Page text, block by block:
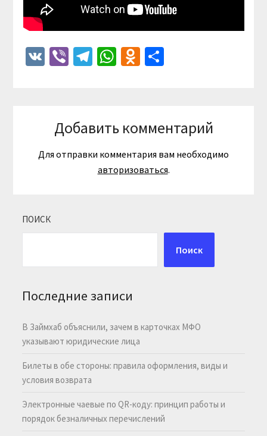
VKViberTelegram
WhatsApp
Odnoklassniki
Отправить
Добавить комментарий
Для отправки комментария вам необходимо
авторизоваться.
ПОИСК
Поиск
Последние записи
В Займхаб объяснили, зачем в карточках МФО
указывают юридические лица
Билеты в обе стороны: правила оформления, виды и
условия возврата
Электронные чаевые по QR-коду: принцип работы и
порядок безналичных перечислений